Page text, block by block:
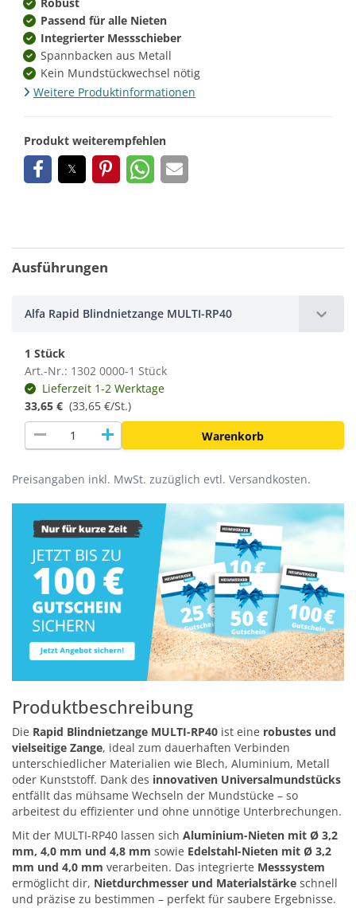
Passend für alle Nieten
Integrierter Messschieber
Spannbacken aus Metall
Kein Mundstückwechsel nötig
Weitere Produktinformationen
Produkt weiterempfehlen
Ausführungen
Alfa Rapid Blindnietzange MULTI-RP40
1 Stück
Art.-Nr.: 1302 0000-1 Stück
Lieferzeit 1-2 Werktage
33,65 € (33,65 €/St.)
remove add Warenkorb
Preisangaben inkl. MwSt. zuzüglich evtl. Versandkosten.
Produktbeschreibung
Die Rapid Blindnietzange MULTI-RP40 ist eine robustes und
vielseitige Zange, ideal zum dauerhaften Verbinden
unterschiedlicher Materialien wie Blech, Aluminium, Metall
oder Kunststoff. Dank des innovativen Universalmundstücks
entfällt das mühsame Wechseln der Mundstücke – so
arbeitest du effizienter und ohne unnötige Unterbrechungen.
Mit der MULTI-RP40 lassen sich Aluminium-Nieten mit Ø 3,2
mm, 4,0 mm und 4,8 mm sowie Edelstahl-Nieten mit Ø 3,2
mm und 4,0 mm verarbeiten. Das integrierte Messsystem
ermöglicht dir, Nietdurchmesser und Materialstärke schnell
und präzise zu bestimmen – perfekt für saubere Ergebnisse.